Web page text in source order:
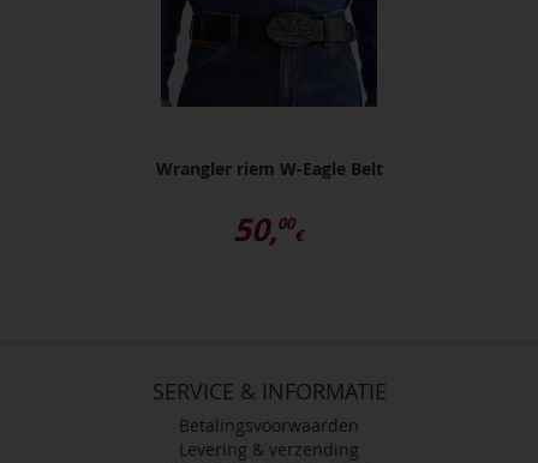
Wrangler riem W-Eagle Belt
50,00
€
SERVICE & INFORMATIE
Betalingsvoorwaarden
Levering & verzending